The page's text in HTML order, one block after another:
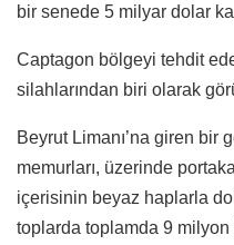
bir senede 5 milyar dolar
Captagon bölgeyi tehdit
silahlarından biri olarak
Beyrut Limanı’na giren bir
memurları, üzerinde
içerisinin beyaz haplarla
toplarda toplamda 9